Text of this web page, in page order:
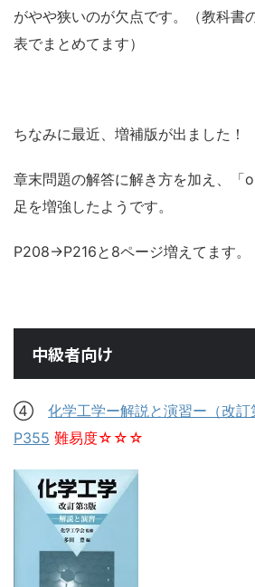
がやや狭いのが欠点です。（教科書
表でまとめてます）
ちなみに最近、増補版が出ました！
章末問題の解答に解き方を加え、「
足を増強したようです。
P208→P216と8ページ増えてます。
中級者向け
④ 化学工学ー解説と演習ー（改
P355 難易度☆☆☆